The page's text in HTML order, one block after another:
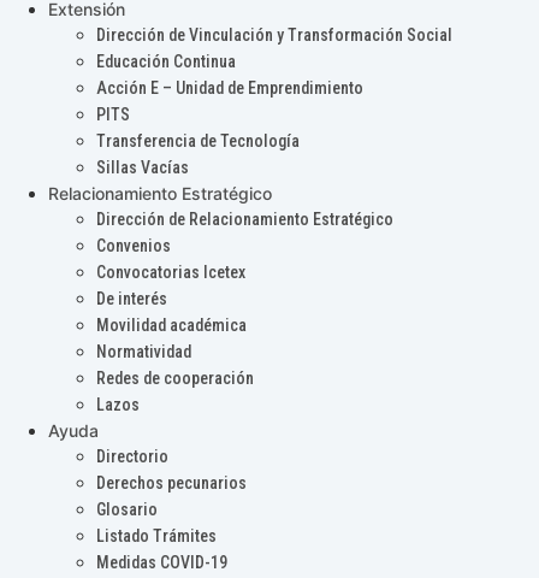
Extensión
Dirección de Vinculación y Transformación Social
Educación Continua
Acción E – Unidad de Emprendimiento
PITS
Transferencia de Tecnología
Sillas Vacías
Relacionamiento Estratégico
Dirección de Relacionamiento Estratégico
Convenios
Convocatorias Icetex
De interés
Movilidad académica
Normatividad
Redes de cooperación
Lazos
Ayuda
Directorio
Derechos pecunarios
Glosario
Listado Trámites
Medidas COVID-19